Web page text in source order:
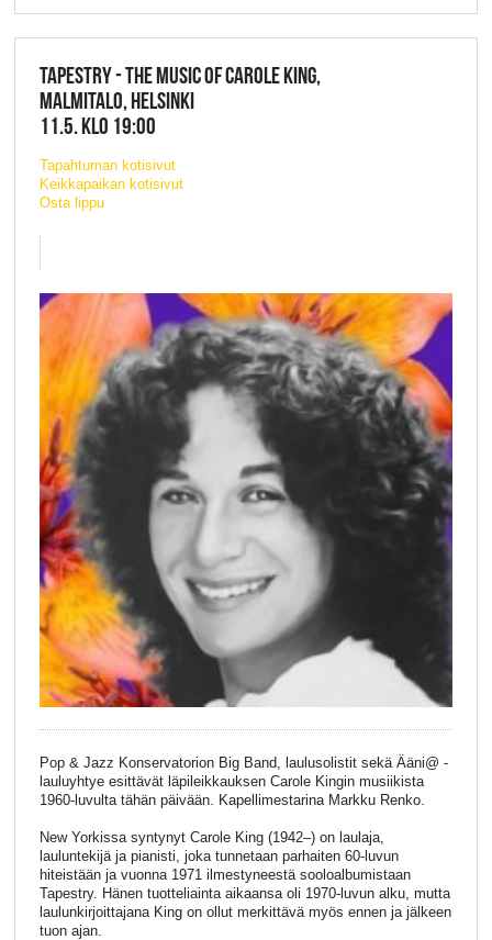
TAPESTRY - THE MUSIC OF CAROLE KING,
MALMITALO, HELSINKI
11.5. KLO 19:00
Tapahtuman kotisivut
Keikkapaikan kotisivut
Osta lippu
Pop & Jazz Konservatorion Big Band, laulusolistit sekä Ääni@ -
lauluyhtye esittävät läpileikkauksen Carole Kingin musiikista
1960-luvulta tähän päivään. Kapellimestarina Markku Renko.
New Yorkissa syntynyt Carole King (1942–) on laulaja,
lauluntekijä ja pianisti, joka tunnetaan parhaiten 60-luvun
hiteistään ja vuonna 1971 ilmestyneestä sooloalbumistaan
Tapestry. Hänen tuotteliainta aikaansa oli 1970-luvun alku, mutta
laulunkirjoittajana King on ollut merkittävä myös ennen ja jälkeen
tuon ajan.